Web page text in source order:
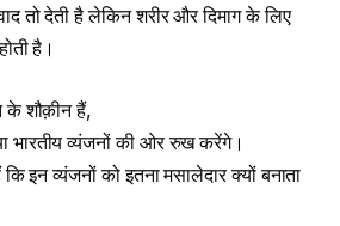
तो देती है लेकिन शरीर और दिमाग के लिए
है।
के शौक़ीन हैं,
भारतीय व्यंजनों की ओर रुख करेंगे।
इन व्यंजनों को इतना मसालेदार क्यों बनाता